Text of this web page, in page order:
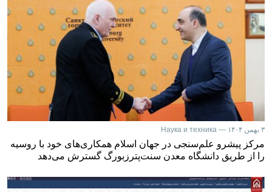
۳ بهمن ۱۴۰۴ — Наука и техника
مرکز پیشرو علم‌سنجی در جهان اسلام همکاری‌های خود با روسیه
را از طریق دانشگاه معدن سنت‌پترزبورگ گسترش می‌دهد